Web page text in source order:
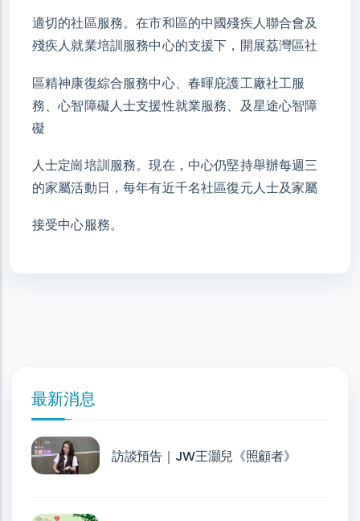
適切的社區服務。在市和區的中國殘疾人聯合會及
殘疾人就業培訓服務中心的支援下，開展荔灣區社
區精神康復綜合服務中心、春暉庇護工廠社工服
務、心智障礙人士支援性就業服務、及星途心智障
礙
人士定崗培訓服務。現在，中心仍堅持舉辦每週三
的家屬活動日，每年有近千名社區復元人士及家屬
接受中心服務。
最新消息
訪談預告｜JW王灝兒《照顧者》